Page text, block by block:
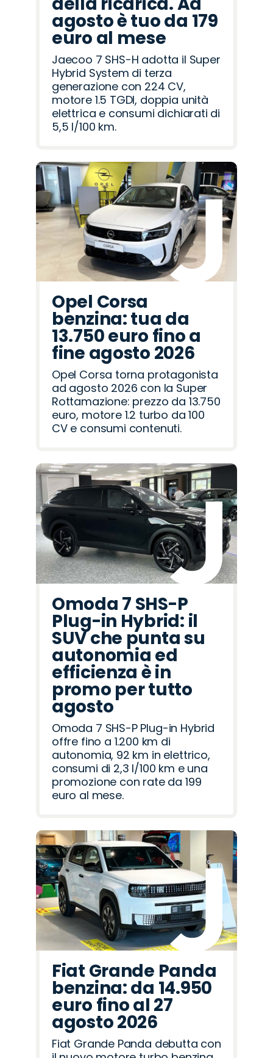
agosto è tuo da 179
euro al mese
Jaecoo 7 SHS-H adotta il Super
Hybrid System di terza
generazione con 224 CV,
motore 1.5 TGDI, doppia unità
elettrica e consumi dichiarati di
5,5 l/100 km.
Opel Corsa
benzina: tua da
13.750 euro fino a
fine agosto 2026
Opel Corsa torna protagonista
ad agosto 2026 con la Super
Rottamazione: prezzo da 13.750
euro, motore 1.2 turbo da 100
CV e consumi contenuti.
Omoda 7 SHS-P
Plug-in Hybrid: il
SUV che punta su
autonomia ed
efficienza è in
promo per tutto
agosto
Omoda 7 SHS-P Plug-in Hybrid
offre fino a 1.200 km di
autonomia, 92 km in elettrico,
consumi di 2,3 l/100 km e una
promozione con rate da 199
euro al mese.
Fiat Grande Panda
benzina: da 14.950
euro fino al 27
agosto 2026
Fiat Grande Panda debutta con